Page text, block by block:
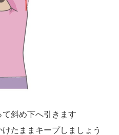
て斜め下へ引きます
たままキープしましょう